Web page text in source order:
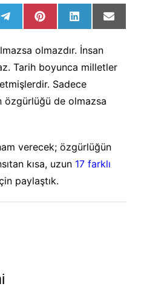
Share
on
Share
on
Share
on
Share
on
olmazdır. İnsan
Tarih boyunca milletler
Sadece
özgürlüğü de olmazsa
verecek; özgürlüğün
kısa, uzun 17 farklı
paylaştık.